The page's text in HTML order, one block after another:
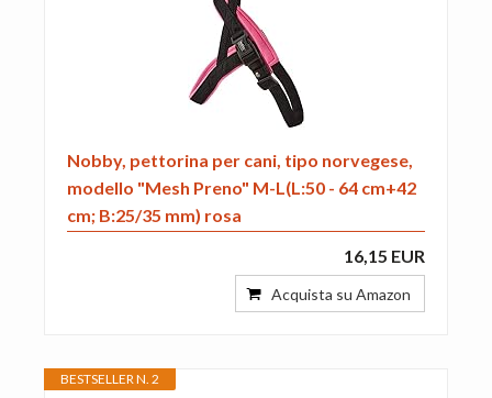
Nobby, pettorina per cani, tipo norvegese,
modello "Mesh Preno" M-L(L:50 - 64 cm+42
cm; B:25/35 mm) rosa
16,15 EUR
Acquista su Amazon
BESTSELLER N. 2